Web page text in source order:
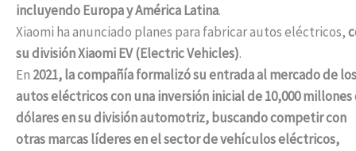
incluyendo Europa y América Latina.
Xiaomi ha anunciado planes para fabricar autos eléctricos,
su división Xiaomi EV (Electric Vehicles).
En 2021, la compañía formalizó su entrada al mercado de los
autos eléctricos con una inversión inicial de 10,000 millones
dólares en su división automotriz, buscando competir con
otras marcas líderes en el sector de vehículos eléctricos,